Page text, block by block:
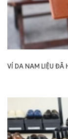
VÍ DA NAM LIỆU ĐÃ